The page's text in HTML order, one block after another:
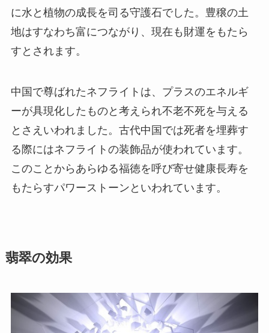
に水と植物の成長を司る守護石でした。豊穣の土
地はすなわち富につながり、現在も財運をもたら
すとされます。
中国で尊ばれたネフライトは、プラスのエネルギ
ーが具現化したものと考えられ不老不死を与える
とさえいわれました。古代中国では死者を埋葬す
る際にはネフライトの装飾品が使われています。
このことからあらゆる福徳を呼び寄せ健康長寿を
もたらすパワーストーンといわれています。
翡翠の効果